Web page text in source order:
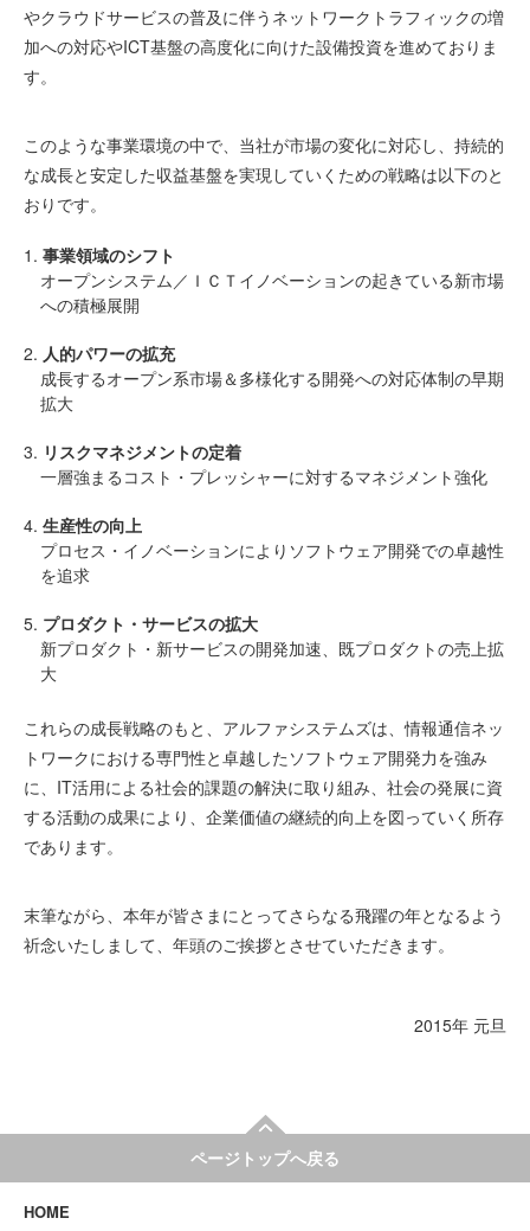
やクラウドサービスの普及に伴うネットワークトラフィックの増
加への対応やICT基盤の高度化に向けた設備投資を進めておりま
す。
このような事業環境の中で、当社が市場の変化に対応し、持続的
な成長と安定した収益基盤を実現していくための戦略は以下のと
おりです。
1. 事業領域のシフト
オープンシステム／ＩＣＴイノベーションの起きている新市場
への積極展開
2. 人的パワーの拡充
成長するオープン系市場＆多様化する開発への対応体制の早期
拡大
3. リスクマネジメントの定着
一層強まるコスト・プレッシャーに対するマネジメント強化
4. 生産性の向上
プロセス・イノベーションによりソフトウェア開発での卓越性
を追求
5. プロダクト・サービスの拡大
新プロダクト・新サービスの開発加速、既プロダクトの売上拡
大
これらの成長戦略のもと、アルファシステムズは、情報通信ネッ
トワークにおける専門性と卓越したソフトウェア開発力を強み
に、IT活用による社会的課題の解決に取り組み、社会の発展に資
する活動の成果により、企業価値の継続的向上を図っていく所存
であります。
末筆ながら、本年が皆さまにとってさらなる飛躍の年となるよう
祈念いたしまして、年頭のご挨拶とさせていただきます。
2015年 元旦
ページトップへ戻る
HOME